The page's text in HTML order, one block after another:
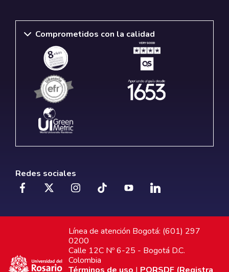
Comprometidos con la calidad
Redes sociales
Línea de atención Bogotá: (601) 297
0200
Calle 12C Nº 6-25 - Bogotá D.C.
Colombia